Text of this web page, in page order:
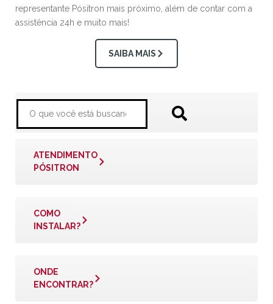
representante Pósitron mais próximo, além de contar com a
assistência 24h e muito mais!
SAIBA MAIS
ATENDIMENTO
PÓSITRON
COMO
INSTALAR?
ONDE
ENCONTRAR?